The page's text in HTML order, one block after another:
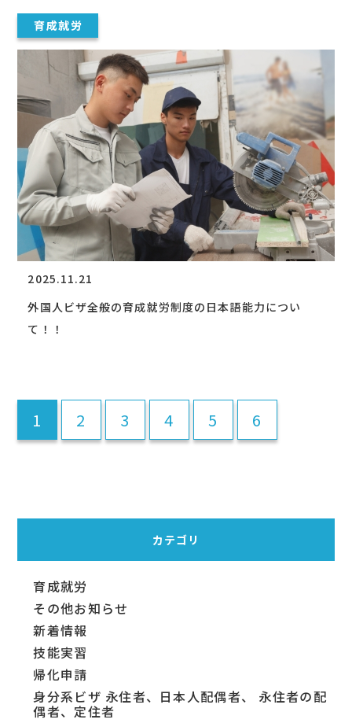
育成就労
2025.11.21
外国人ビザ全般の育成就労制度の日本語能力につい
て！！
1 2 3 4 5 6
カテゴリ
育成就労
その他お知らせ
新着情報
技能実習
帰化申請
身分系ビザ 永住者、日本人配偶者、 永住者の配
偶者、定住者